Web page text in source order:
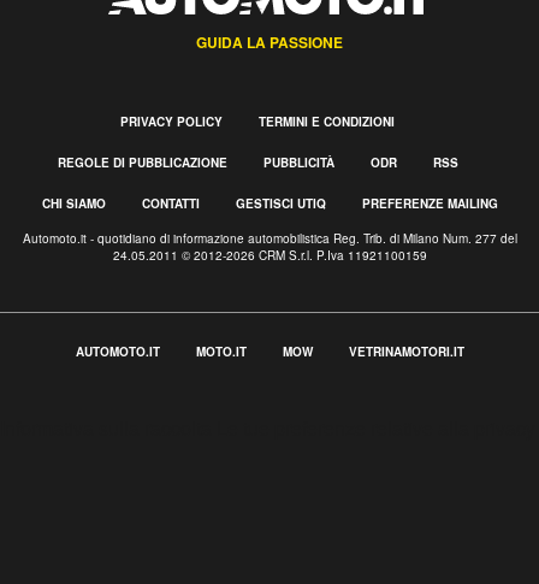
GUIDA LA PASSIONE
PRIVACY POLICY TERMINI E CONDIZIONI
REGOLE DI PUBBLICAZIONE PUBBLICITÀ ODR RSS
CHI SIAMO CONTATTI GESTISCI UTIQ PREFERENZE MAILING
Automoto.it - quotidiano di informazione automobilistica Reg. Trib. di Milano Num. 277 del
24.05.2011 © 2012-2026 CRM S.r.l. P.Iva 11921100159
AUTOMOTO.IT MOTO.IT MOW VETRINAMOTORI.IT